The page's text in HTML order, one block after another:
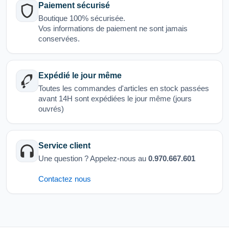
Paiement sécurisé
Boutique 100% sécurisée.
Vos informations de paiement ne sont jamais
conservées.
Expédié le jour même
Toutes les commandes d'articles en stock passées
avant 14H sont expédiées le jour même (jours
ouvrés)
Service client
Une question ? Appelez-nous au 0.970.667.601
Contactez nous